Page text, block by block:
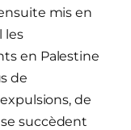
mis en
les
en Palestine
de
de
succèdent